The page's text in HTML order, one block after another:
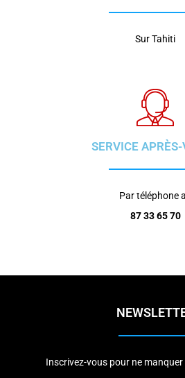
Sur Tahiti
SERVICE
Par téléphone
87 33 65 70
Inscrivez-vous pour ne